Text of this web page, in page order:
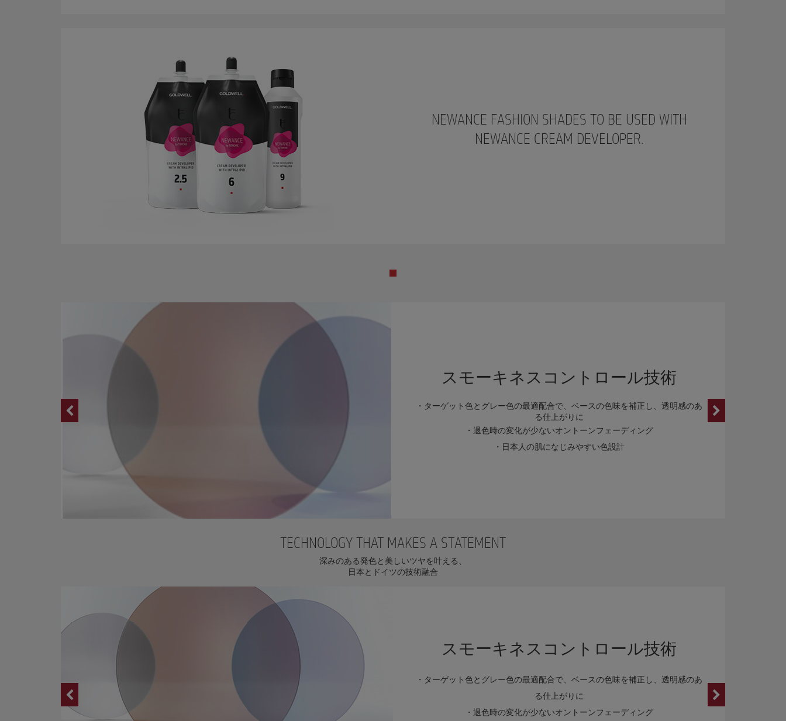
NEWANCE FASHION SHADES TO BE USED WITH
NEWANCE CREAM DEVELOPER.
スモーキネスコントロール技術
・ターゲット色とグレー色の最適配合で、ベースの色味を補正し、透明感のあ
る仕上がりに
・退色時の変化が少ないオントーンフェーディング
・日本人の肌になじみやすい色設計
TECHNOLOGY THAT MAKES A STATEMENT
深みのある発色と美しいツヤを叶える、
日本とドイツの技術融合
スモーキネスコントロール技術
・ターゲット色とグレー色の最適配合で、ベースの色味を補正し、透明感のあ
る仕上がりに
・退色時の変化が少ないオントーンフェーディング